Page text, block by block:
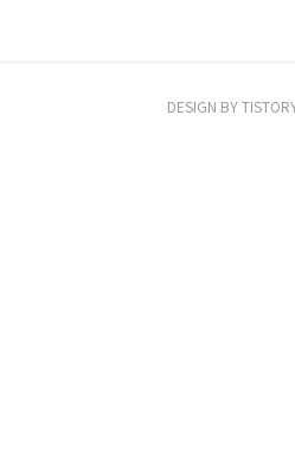
DESIGN BY